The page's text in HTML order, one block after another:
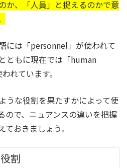
か、「人員」と捉えるのかで意
には「personnel」が使われて
ともに現在では「human
れています。
うな役割を果たすかによって使
ので、ニュアンスの違いを把握
おきましょう。
割